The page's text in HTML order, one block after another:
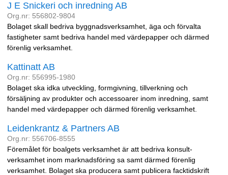
J E Snickeri och inredning AB
Org.nr: 556802-9804
Bolaget skall bedriva byggnadsverksamhet, äga och förvalta
fastigheter samt bedriva handel med värdepapper och därmed
förenlig verksamhet.
Kattinatt AB
Org.nr: 556995-1980
Bolaget ska idka utveckling, formgivning, tillverkning och
försäljning av produkter och accessoarer inom inredning, samt
handel med värdepapper och därmed förenlig verksamhet.
Leidenkrantz & Partners AB
Org.nr: 556706-8555
Föremålet för boalgets verksamhet är att bedriva konsult-
verksamhet inom marknadsföring sa samt därmed förenlig
verksamhet. Bolaget ska producera samt publicera facktidskrift